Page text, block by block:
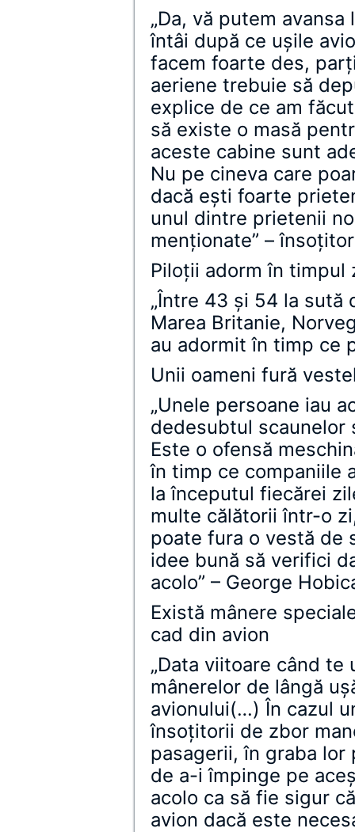
„Da, vă putem
întâi după ce uşile
facem foarte des,
aeriene trebuie să
explice de ce am
să existe o masă
aceste cabine sunt
Nu pe cineva care
dacă eşti foarte
unul dintre prietenii
menţionate” –
Piloţii adorm în timpul
„Între 43 şi 54 la
Marea Britanie,
au adormit în timp ce
Unii oameni fură
„Unele persoane iau
dedesubtul scaunelor
Este o ofensă
în timp ce companiile
la începutul fiecărei
multe călătorii într-o
poate fura o vestă de
idee bună să verifici
acolo” – George
Există mânere
cad din avion
„Data viitoare când te
mânerelor de lângă
avionului(…) În cazul
însoţitorii de zbor
pasagerii, în graba lor
de a-i împinge pe
acolo ca să fie sigur
avion dacă este